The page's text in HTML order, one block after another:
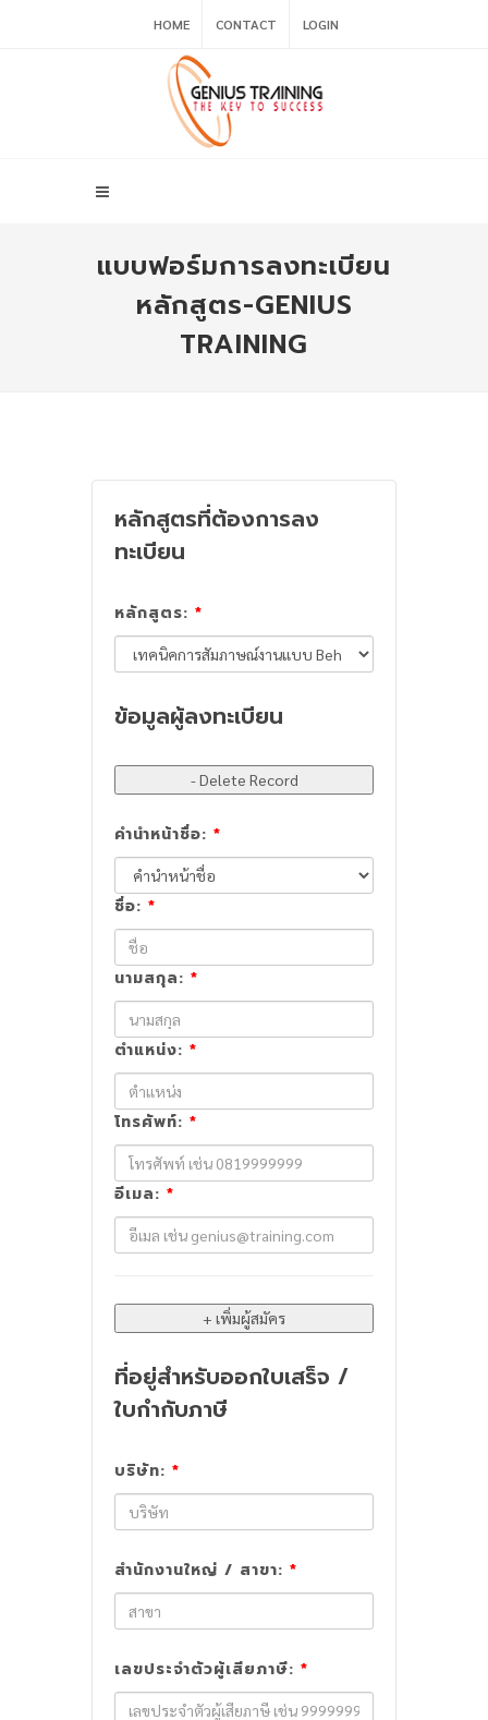
HOME CONTACT LOGIN
แบบฟอร์มการลงทะเบียน
หลักสูตร-GENIUS
TRAINING
หลักสูตรที่ต้องการลง
ทะเบียน
หลักสูตร: *
ข้อมูลผู้ลงทะเบียน
คำนำหน้าชื่อ: *
ชื่อ: *
นามสกุล: *
ตำแหน่ง: *
โทรศัพท์: *
อีเมล: *
ที่อยู่สำหรับออกใบเสร็จ /
ใบกำกับภาษี
บริษัท: *
สำนักงานใหญ่ / สาขา: *
เลขประจำตัวผู้เสียภาษี: *